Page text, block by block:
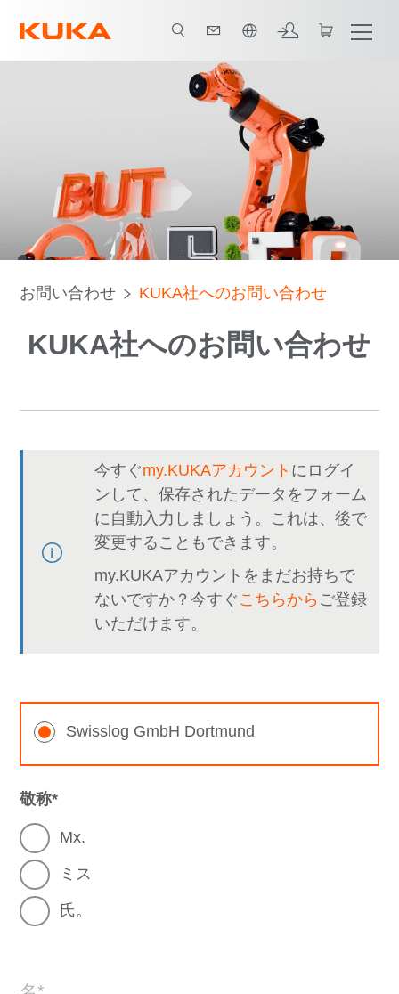
お問い合わせ KUKA社へのお問い合わせ
KUKA社へのお問い合わせ
今すぐmy.KUKAアカウント にログイ
ンして、保存されたデータをフォーム
に自動入力しましょう。これは、後で
変更することもできます。
my.KUKAアカウントをまだお持ちで
ないですか？今すぐ こちらから ご登録
いただけます。
Swisslog GmbH Dortmund
敬称
Mx.
ミス
氏。